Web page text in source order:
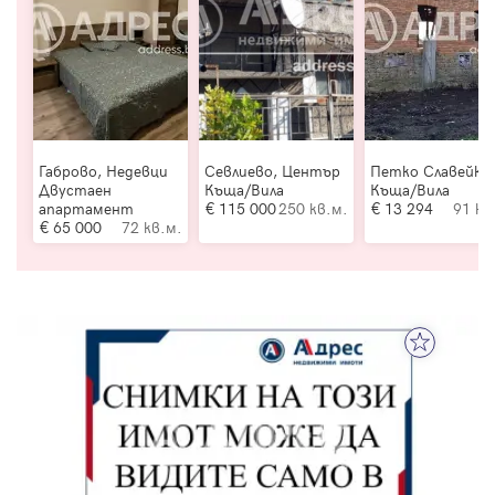
Габрово, Недевци
Двустаен
апартамент
65 000
72 кв.м.
Севлиево, Център
Къща/Вила
115 000250 кв.м.
Петко
Къща/Вила
13 294
91